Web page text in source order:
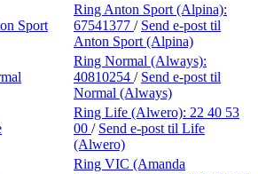
Sport
Ring Anton Sport (Alpina):
67541377 / Send e-post til
Anton Sport (Alpina)
Ring Normal (Always):
40810254 / Send e-post til
Normal (Always)
Ring Life (Alwero): 22 40 53
00 / Send e-post til Life
(Alwero)
Ring VIC (Amanda